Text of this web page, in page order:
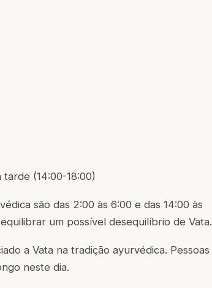
(14:00-18:00)
são das 2:00 às 6:00 e das 14:00 às
um possível desequilíbrio de Vata.
a Vata na tradição ayurvédica. Pessoas
neste dia.